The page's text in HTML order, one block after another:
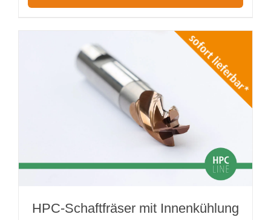
HPC-Schaftfräser mit Innenkühlung